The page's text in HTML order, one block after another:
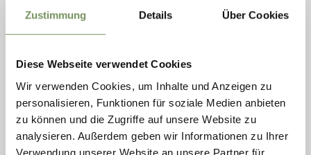
Zustimmung Details Über Cookies
Diese Webseite verwendet Cookies
Wir verwenden Cookies, um Inhalte und Anzeigen zu
personalisieren, Funktionen für soziale Medien anbieten
zu können und die Zugriffe auf unsere Website zu
analysieren. Außerdem geben wir Informationen zu Ihrer
Verwendung unserer Website an unsere Partner für
TERME MERANO
Terme Merano è un moderno centro termale e benessere situato nel
battenti nel 2005 e si ...
T+39 0473 252000
info@thermemeran.it
LEGGI DI PIÙ